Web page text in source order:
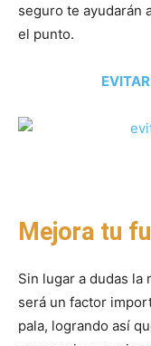
seguro te ayudarán
el punto.
Mejora tu
Sin lugar a dudas la
será un factor
pala, logrando así